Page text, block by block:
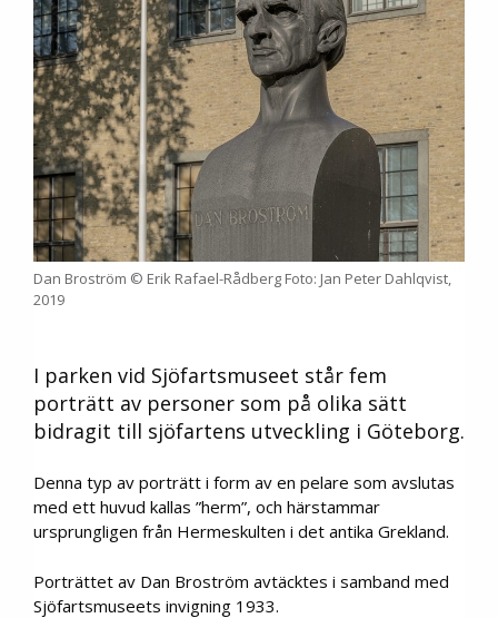
Dan Broström © Erik Rafael-Rådberg Foto: Jan Peter Dahlqvist,
2019
I parken vid Sjöfartsmuseet står fem
porträtt av personer som på olika sätt
bidragit till sjöfartens utveckling i Göteborg.
Denna typ av porträtt i form av en pelare som avslutas
med ett huvud kallas ”herm”, och härstammar
ursprungligen från Hermeskulten i det antika Grekland.
Porträttet av Dan Broström avtäcktes i samband med
Sjöfartsmuseets invigning 1933.